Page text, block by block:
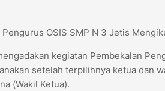
OSIS SMP N 3 Jetis
kegiatan Pembekalan
setelah terpilihnya ketua dan
(Wakil Ketua).